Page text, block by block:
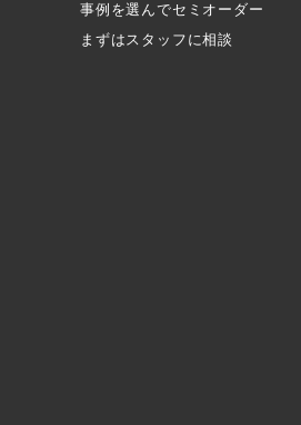
事例を選んでセミオーダー
まずはスタッフに相談